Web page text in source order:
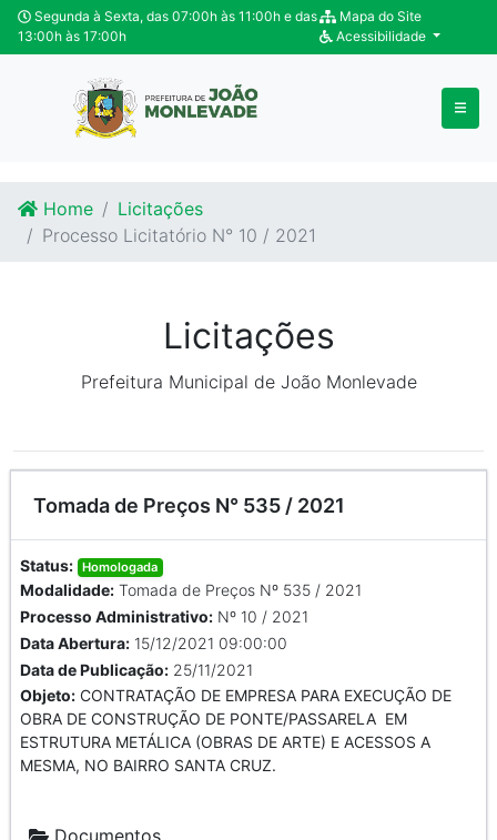
Ir para o conteúdo
Ir para o fim do conteúdo
Segunda à Sexta, das 07:00h às 11:00h e das
13:00h às 17:00h
Mapa do Site
Acessibilidade
Home
Licitações
Processo Licitatório N° 10 / 2021
Licitações
Prefeitura Municipal de João Monlevade
Tomada de Preços N° 535 / 2021
Status: Homologada
Modalidade: Tomada de Preços Nº 535 / 2021
Processo Administrativo: Nº 10 / 2021
Data Abertura: 15/12/2021 09:00:00
Data de Publicação: 25/11/2021
Objeto: CONTRATAÇÃO DE EMPRESA PARA EXECUÇÃO DE
OBRA DE CONSTRUÇÃO DE PONTE/PASSARELA EM
ESTRUTURA METÁLICA (OBRAS DE ARTE) E ACESSOS A
MESMA, NO BAIRRO SANTA CRUZ.
Documentos